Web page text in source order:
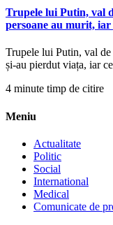
Trupele lui Putin, val
persoane au murit, iar
Trupele lui Putin, val
și-au pierdut viața, iar
4 minute timp de citire
Meniu
Actualitate
Politic
Social
International
Medical
Comunicate de